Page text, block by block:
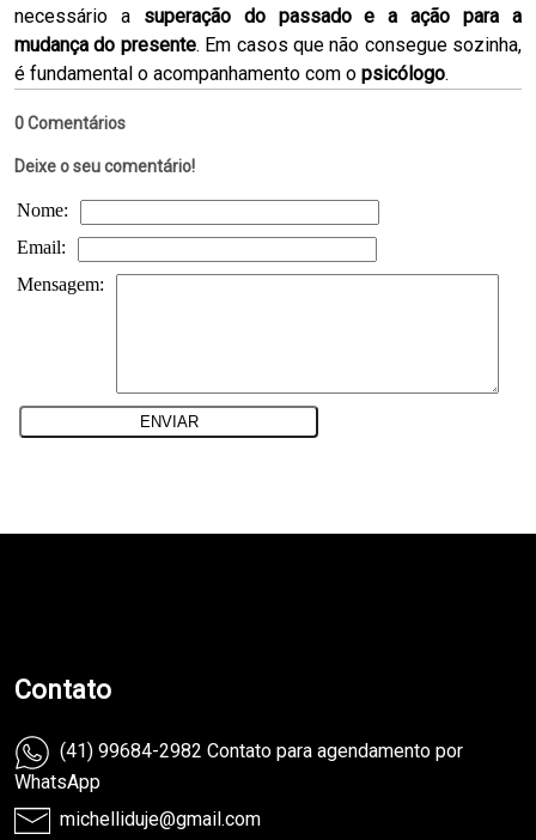
necessário a superação do passado e a ação para a
mudança do presente. Em casos que não consegue sozinha,
é fundamental o acompanhamento com o psicólogo.
0 Comentários
Deixe o seu comentário!
Nome:
Email:
Mensagem:
Contato
(41) 99684-2982 Contato para agendamento por
WhatsApp
michelliduje@gmail.com